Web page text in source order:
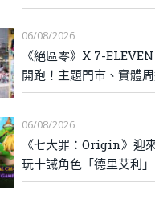
06/08/2026
《絕區零》X 7-
開跑！主題門市、實體
06/08/2026
《七大罪：Origin》迎
玩十誡角色「德里艾利」